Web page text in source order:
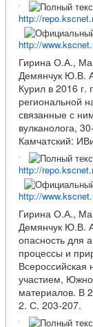
http://
http://
Гирина О.А.,
Демянчук Ю.В.
Курил в 2016
региональной
связанные с
вулканолога,
Камчатский:
http://
http://
Гирина О.А.,
Демянчук Ю.В.
опасность для
процессы и
участием,
материалов. В
2. С. 203-207.